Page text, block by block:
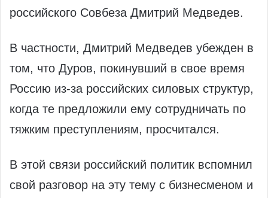
российского Совбеза Дмитрий Медведев.
В частности, Дмитрий Медведев убежден в
том, что Дуров, покинувший в свое время
Россию из-за российских силовых структур,
когда те предложили ему сотрудничать по
тяжким преступлениям, просчитался.
В этой связи российский политик вспомнил
свой разговор на эту тему с бизнесменом и